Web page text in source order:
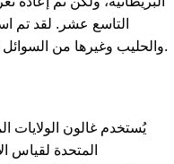
التاسع عشر. لقد تم
والحليب وغيرها من السوائل في الولايات المتحدة منذ ذلك الحين.
يُستخدم غالون الولايات
المتحدة لقياس